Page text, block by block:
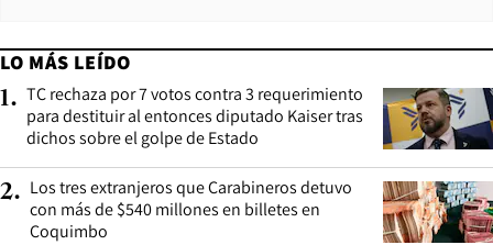
LO MÁS LEÍDO
1. TC rechaza por 7 votos contra 3 requerimiento
para destituir al entonces diputado Kaiser tras
dichos sobre el golpe de Estado
2. Los tres extranjeros que Carabineros detuvo
con más de $540 millones en billetes en
Coquimbo